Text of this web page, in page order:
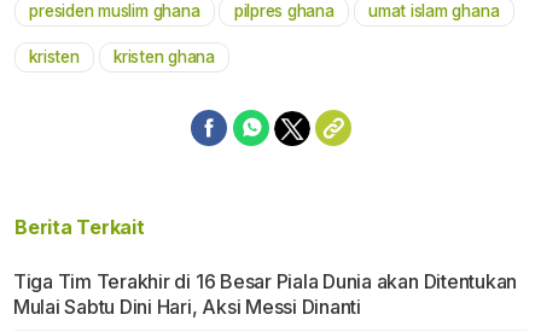
presiden muslim ghana pilpres ghana umat islam ghana
kristen kristen ghana
Berita Terkait
Tiga Tim Terakhir di 16 Besar Piala Dunia akan Ditentukan
Mulai Sabtu Dini Hari, Aksi Messi Dinanti